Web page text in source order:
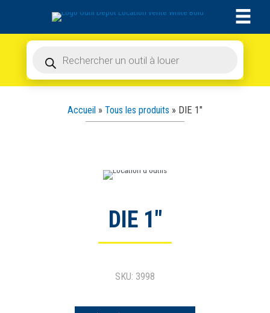
contenu
produits
Accueil » Tous les produits » DIE 1″
DIE 1″
SKU: 3998